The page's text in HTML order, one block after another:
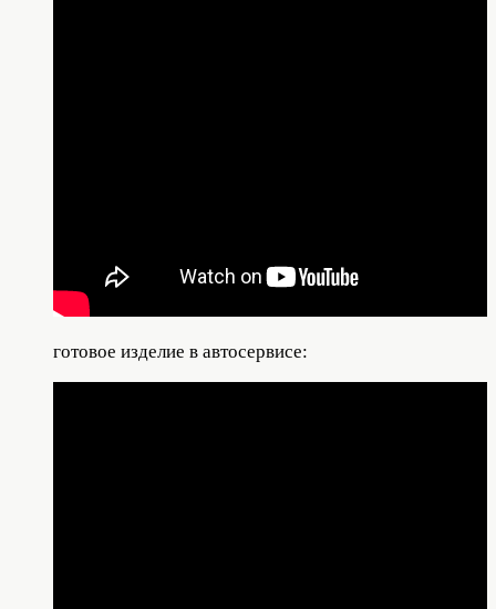
готовое изделие в автосервисе: